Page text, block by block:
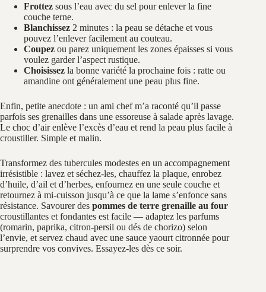
Frottez sous l’eau avec du sel pour enlever la fine
couche terne.
Blanchissez 2 minutes : la peau se détache et vous
pouvez l’enlever facilement au couteau.
Coupez ou parez uniquement les zones épaisses si vous
voulez garder l’aspect rustique.
Choisissez la bonne variété la prochaine fois : ratte ou
amandine ont généralement une peau plus fine.
Enfin, petite anecdote : un ami chef m’a raconté qu’il passe
parfois ses grenailles dans une essoreuse à salade après lavage.
Le choc d’air enlève l’excès d’eau et rend la peau plus facile à
croustiller. Simple et malin.
Transformez des tubercules modestes en un accompagnement
irrésistible : lavez et séchez-les, chauffez la plaque, enrobez
d’huile, d’ail et d’herbes, enfournez en une seule couche et
retournez à mi-cuisson jusqu’à ce que la lame s’enfonce sans
résistance. Savourer des pommes de terre grenaille au four
croustillantes et fondantes est facile — adaptez les parfums
(romarin, paprika, citron‑persil ou dés de chorizo) selon
l’envie, et servez chaud avec une sauce yaourt citronnée pour
surprendre vos convives. Essayez‑les dès ce soir.